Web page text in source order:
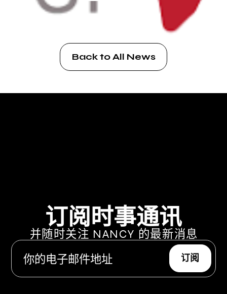
Back to All News
订阅时事通讯
并随时关注 NANCY 的最新消息